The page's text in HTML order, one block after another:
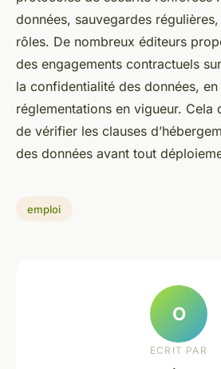
données, sauvegardes
rôles. De nombreux éditeurs
des engagements contractuels
la confidentialité des données,
réglementations en vigueur. Cela
de vérifier les clauses
des données avant tout
emploi
O
ECRIT PAR